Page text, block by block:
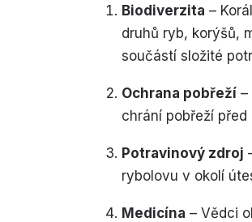
Biodiverzita –
druhů ryb, korýšů,
součástí složité
Ochrana pobřeží –
chrání pobřeží
Potravinový zdroj
rybolovu v okolí
Medicína – Vědci